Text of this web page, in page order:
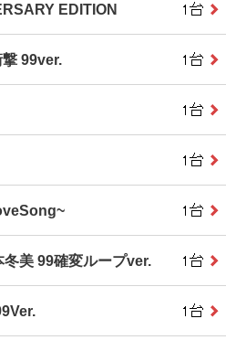
EDITION
99ver.
美 99確変ループver.